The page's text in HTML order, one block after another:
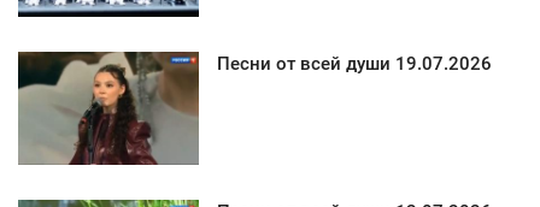
Песни от всей души 19.07.2026